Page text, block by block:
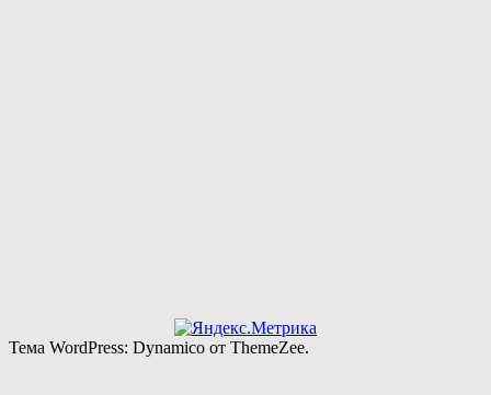
Тема WordPress: Dynamico от ThemeZee.